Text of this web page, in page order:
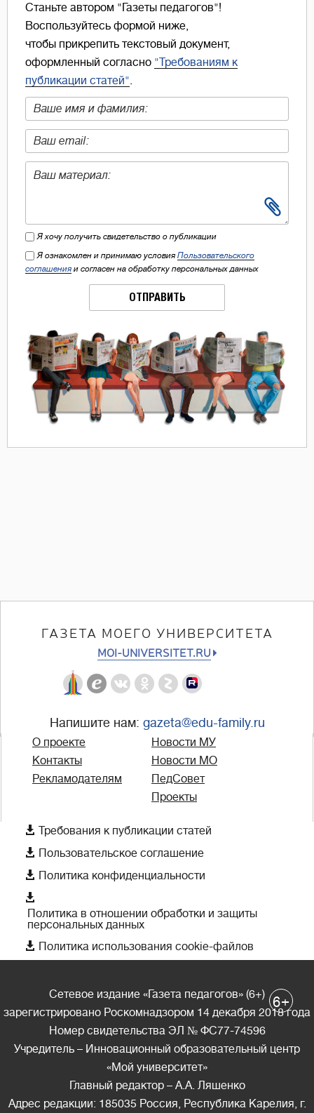
Станьте автором "Газеты педагогов"!
Воспользуйтесь формой ниже,
чтобы прикрепить текстовый документ,
оформленный согласно "Требованиям к
публикации статей".
Я хочу получить свидетельство о публикации
Я ознакомлен и принимаю условия Пользовательского
соглашения и согласен на обработку персональных данных
ОТПРАВИТЬ
ГАЗЕТА МОЕГО УНИВЕРСИТЕТА
MOI-UNIVERSITET.RU
Напишите нам: gazeta@edu-family.ru
О проекте
Контакты
Рекламодателям
Новости МУ
Новости МО
ПедСовет
Проекты
 Требования к публикации статей
 Пользовательское соглашение
 Политика конфиденциальности

Политика в отношении обработки и защиты
персональных данных
 Политика использования cookie-файлов
Сетевое издание «Газета педагогов» (6+)
зарегистрировано Роскомнадзором 14 декабря 2018 года
Номер свидетельства ЭЛ № ФС77-74596
Учредитель – Инновационный образовательный центр
«Мой университет»
Главный редактор – А.А. Ляшенко
Адрес редакции: 185035 Россия, Республика Карелия, г.
6+